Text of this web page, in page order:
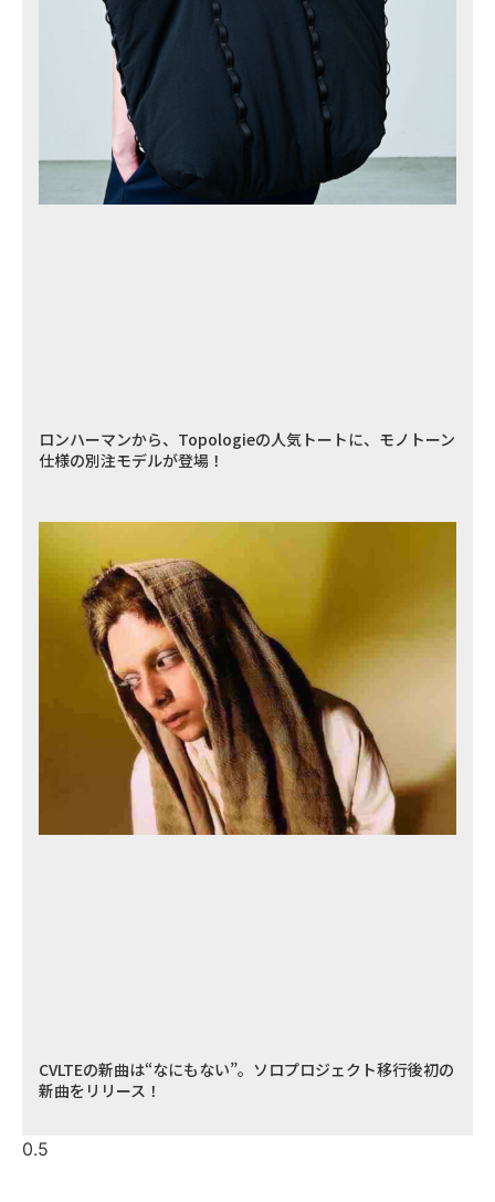
ロンハーマンから、Topologieの人気トートに、モノトーン
仕様の別注モデルが登場！
CVLTEの新曲は“なにもない”。ソロプロジェクト移行後初の
新曲をリリース！